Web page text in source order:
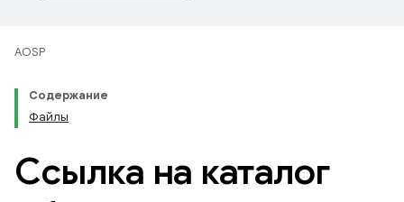
AOSP
Содержание
Файлы
Ссылка на каталог